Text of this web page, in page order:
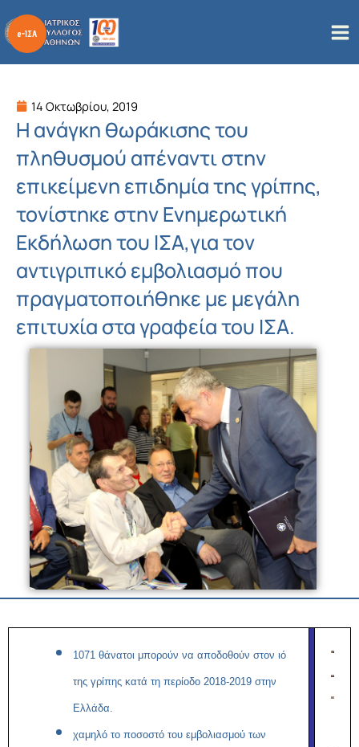
στο
περιεχόμενο
14 Οκτωβρίου, 2019
Η ανάγκη θωράκισης του
πληθυσμού απέναντι στην
επικείμενη επιδημία της γρίπης,
τονίστηκε στην Ενημερωτική
Εκδήλωση του ΙΣΑ,για τον
αντιγριπικό εμβολιασμό που
πραγματοποιήθηκε με μεγάλη
επιτυχία στα γραφεία του ΙΣΑ.
1071 θάνατοι μπορούν να αποδοθούν στον ιό
της γρίπης κατά τη περίοδο 2018-2019 στην
Ελλάδα.
χαμηλό το ποσοστό του εμβολιασμού των